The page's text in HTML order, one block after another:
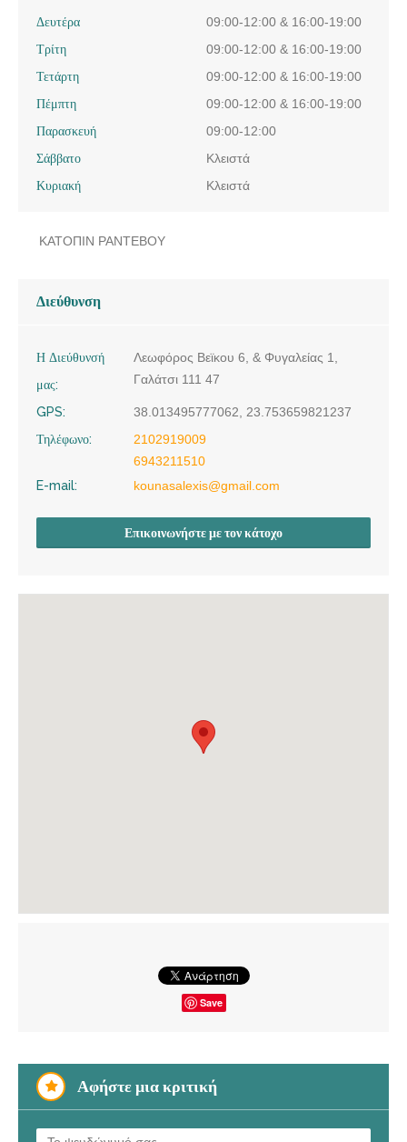
Δευτέρα
09:00-12:00 & 16:00-19:00
Τρίτη
09:00-12:00 & 16:00-19:00
Τετάρτη
09:00-12:00 & 16:00-19:00
Πέμπτη
09:00-12:00 & 16:00-19:00
Παρασκευή
09:00-12:00
Σάββατο
Κλειστά
Κυριακή
Κλειστά
ΚΑΤΟΠΙΝ ΡΑΝΤΕΒΟΥ
Διεύθυνση
Η Διεύθυνσή
μας:
Λεωφόρος Βεϊκου 6, & Φυγαλείας 1,
Γαλάτσι 111 47
GPS:
38.013495777062, 23.753659821237
Τηλέφωνο:
2102919009
6943211510
E-mail:
kounasalexis@gmail.com
Επικοινωνήστε με τον κάτοχο
Save
Αφήστε μια κριτική